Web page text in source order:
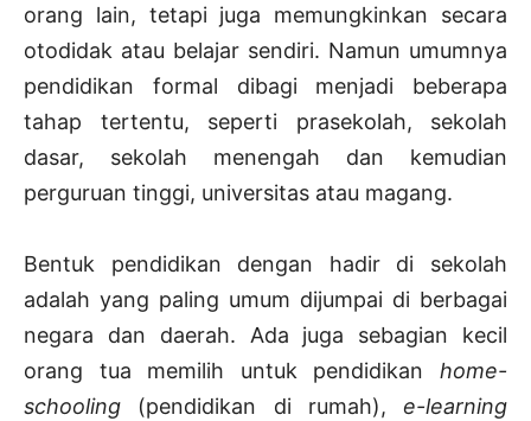
orang lain, tetapi juga memungkinkan secara
otodidak atau belajar sendiri. Namun umumnya
pendidikan formal dibagi menjadi beberapa
tahap tertentu, seperti prasekolah, sekolah
dasar, sekolah menengah dan kemudian
perguruan tinggi, universitas atau magang.
Bentuk pendidikan dengan hadir di sekolah
adalah yang paling umum dijumpai di berbagai
negara dan daerah. Ada juga sebagian kecil
orang tua memilih untuk pendidikan home-
schooling (pendidikan di rumah), e-learning